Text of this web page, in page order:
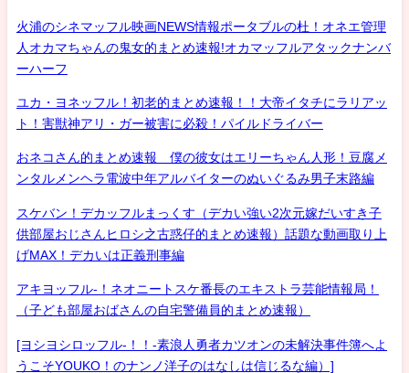
火浦のシネマッフル映画NEWS情報ポータブルの杜！オネエ管理
人オカマちゃんの鬼女的まとめ速報!オカマッフルアタックナンバ
ーハーフ
ユカ・ヨネッフル！初老的まとめ速報！！大帝イタチにラリアッ
ト！害獣神アリ・ガー被害に必殺！パイルドライバー
おネコさん的まとめ速報 僕の彼女はエリーちゃん人形！豆腐メ
ンタルメンヘラ電波中年アルバイターのぬいぐるみ男子末路編
スケバン！デカッフルまっくす（デカい強い2次元嫁だいすき子
供部屋おじさんヒロシ之古惑仔的まとめ速報）話題な動画取り上
げMAX！デカいは正義刑事編
アキヨッフル-！ネオニートスケ番長のエキストラ芸能情報局！
（子ども部屋おばさんの自宅警備員的まとめ速報）
[ヨシヨシロッフル-！！-素浪人勇者カツオンの未解決事件簿へよ
うこそYOUKO！のナンノ洋子のはなしは信じるな編）]